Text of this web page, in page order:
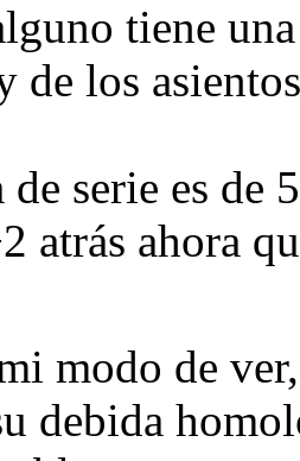
tiene
de los
serie es de
atrás ahora
modo de
debida